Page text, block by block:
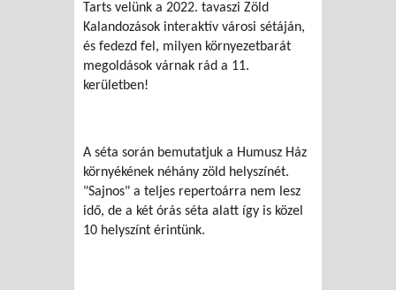
Tarts velünk a 2022. tavaszi Zöld
Kalandozások interaktív városi sétáján,
és fedezd fel, milyen környezetbarát
megoldások várnak rád a 11.
kerületben!
A séta során bemutatjuk a Humusz Ház
környékének néhány zöld helyszínét.
"Sajnos" a teljes repertoárra nem lesz
idő, de a két órás séta alatt így is közel
10 helyszínt érintünk.